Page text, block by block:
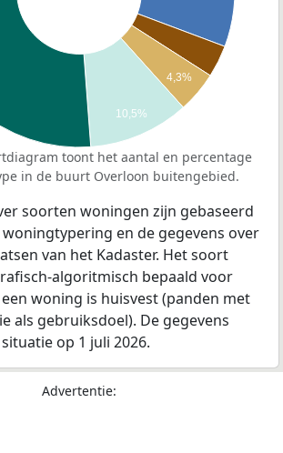
4,3%
10,5%
toont het aantal en percentage
in de buurt Overloon buitengebied.
soorten woningen zijn gebaseerd
en de gegevens over
van het Kadaster. Het soort
algoritmisch bepaald voor
woning is huisvest (panden met
als gebruiksdoel). De gegevens
op 1 juli 2026.
Advertentie: